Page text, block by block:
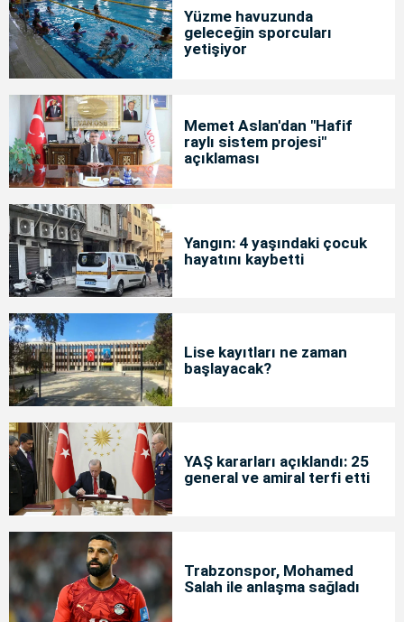
Yüzme havuzunda
geleceğin sporcuları
yetişiyor
Memet Aslan'dan "Hafif
raylı sistem projesi"
açıklaması
Yangın: 4 yaşındaki çocuk
hayatını kaybetti
Lise kayıtları ne zaman
başlayacak?
YAŞ kararları açıklandı: 25
general ve amiral terfi etti
Trabzonspor, Mohamed
Salah ile anlaşma sağladı